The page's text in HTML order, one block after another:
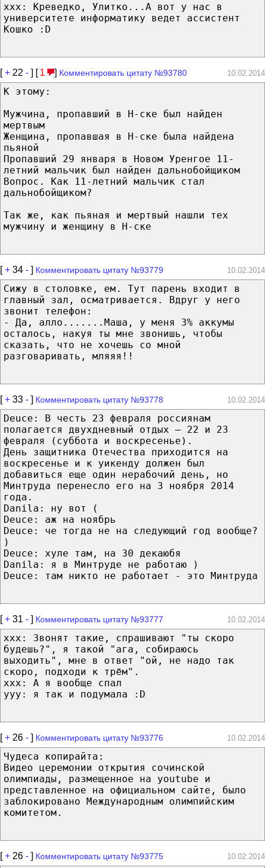
xxx: Креведко, Улитко...А вот у нас в
университете информатику ведет ассистент
Кошко :D
[+ 22 - ] [ 1 ] Комментировать цитату №93780 10.02.2014
К этому:
Мужчина, пропавший в Н-ске был найден
мертвым
Женщина, пропавшая в Н-ске была найдена
пьяной
Пропавший 29 января в Новом Уренгое 11-
летний мальчик был найден дальнобойщиком
Вопрос. Как 11-летний мальчик стал
дальнобойщиком?
Так же, как пьяная и мертвый нашли тех
мужчину и женщину в Н-ске
[+ 34 - ] Комментировать цитату №93779 10.02.2014
Сижу в столовке, ем. Тут парень входит в
главный зал, осматривается. Вдруг у него
звонит телефон:
- Да, алло.......Маша, у меня 3% аккумы
осталось, накуя ты мне звонишь, чтобы
сказать, что не хочешь со мной
разговаривать, мляяя!!
[+ 33 - ] Комментировать цитату №93778 10.02.2014
Deuce: В честь 23 февраля россиянам
полагается двухдневный отдых – 22 и 23
февраля (суббота и воскресенье).
День защитника Отечества приходится на
воскресенье и к уикенду должен был
добавиться еще один нерабочий день, но
Минтруда перенесло его на 3 ноября 2014
года.
Danila: ну вот (
Deuce: аж на ноябрь
Deuce: че тогда не на следующий год вообще?
)
Deuce: хуле там, на 30 декаюбя
Danila: я в Минтруде не работаю )
Deuce: там никто не работает - это Минтруда
[+ 31 - ] Комментировать цитату №93777 10.02.2014
xxx: Звонят такие, спрашивают "ты скоро
будешь?", я такой "ага, собираюсь
выходить", мне в ответ "ой, не надо так
скоро, подходи к трём".
xxx: А я вообще спал
yyy: я так и подумала :D
[+ 26 - ] Комментировать цитату №93776 10.02.2014
Чудеса копирайта:
Видео церемонии открытия сочинской
олимпиады, размещенное на youtube и
представленное на официальном сайте, было
заблокировано Международным олимпийским
комитетом.
[+ 26 - ] Комментировать цитату №93775 10.02.2014